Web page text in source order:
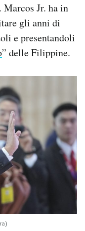
Jr. ha in
gli anni di
e presentandoli
” delle Filippine.